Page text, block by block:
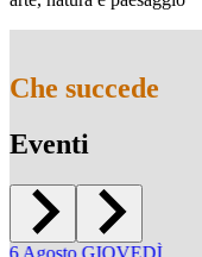
Che succede
Eventi
6Agosto GIOVEDÌ